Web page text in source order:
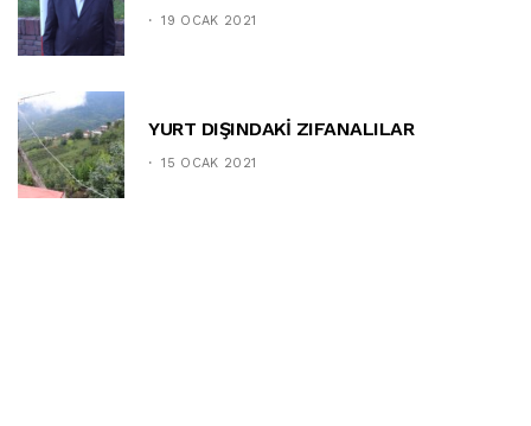
19 OCAK 2021
YURT DIŞINDAKİ ZIFANALILAR
15 OCAK 2021